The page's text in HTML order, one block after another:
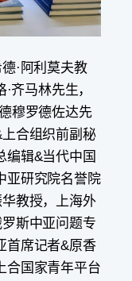
·阿利莫夫教
·齐马林先生，
穆罗德佐达先
合组织前副秘
编辑&当代中国
亚研究院名誉院
教授，上海外
斯中亚问题专
首席记者&原香
合国家青年平台